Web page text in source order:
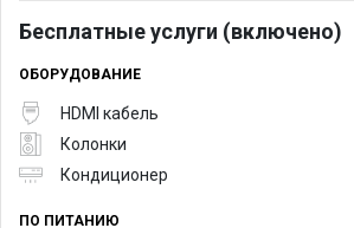
Бесплатные услуги (включено)
ОБОРУДОВАНИЕ
HDMI кабель
Колонки
Кондиционер
ПО ПИТАНИЮ